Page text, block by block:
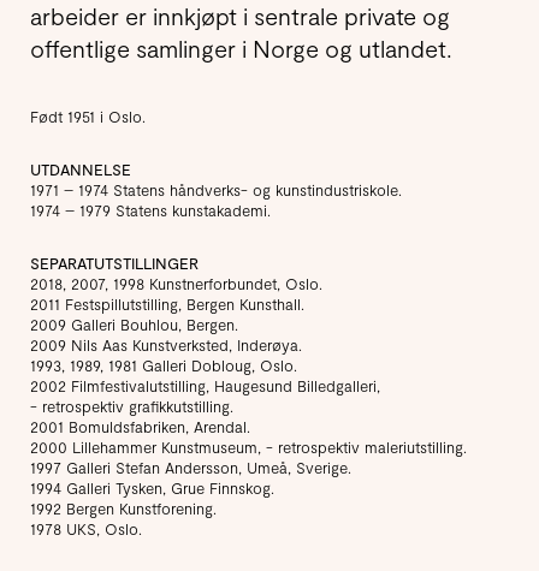
arbeider er innkjøpt i sentrale private og
offentlige samlinger i Norge og utlandet.
Født 1951 i Oslo.
UTDANNELSE
1971 – 1974 Statens håndverks- og kunstindustriskole.
1974 – 1979 Statens kunstakademi.
SEPARATUTSTILLINGER
2018, 2007, 1998 Kunstnerforbundet, Oslo.
2011 Festspillutstilling, Bergen Kunsthall.
2009 Galleri Bouhlou, Bergen.
2009 Nils Aas Kunstverksted, Inderøya.
1993, 1989, 1981 Galleri Dobloug, Oslo.
2002 Filmfestivalutstilling, Haugesund Billedgalleri,
- retrospektiv grafikkutstilling.
2001 Bomuldsfabriken, Arendal.
2000 Lillehammer Kunstmuseum, - retrospektiv maleriutstilling.
1997 Galleri Stefan Andersson, Umeå, Sverige.
1994 Galleri Tysken, Grue Finnskog.
1992 Bergen Kunstforening.
1978 UKS, Oslo.